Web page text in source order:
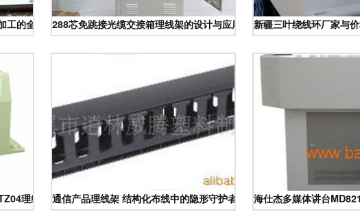
工的全景洞察288芯免跳接光缆交接箱理线架的设计与应用趋势新疆三叶绕线环厂家与
理线架 功能、设计与应用对比
通信产品理线架 结构化布线中的隐形守护者 海仕杰多媒体讲台